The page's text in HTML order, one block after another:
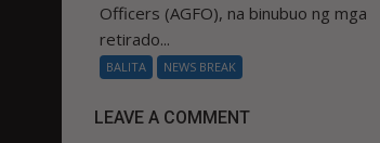
Officers (AGFO), na binubuo ng mga
retirado...
BALITA NEWS BREAK
LEAVE A COMMENT